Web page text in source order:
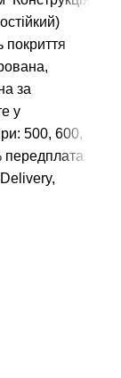
покриття
за
у
500, 600,
передплата